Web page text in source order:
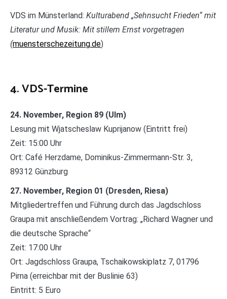
VDS im Münsterland: Kulturabend „Sehnsucht Frieden“ mit
Literatur und Musik: Mit stillem Ernst vorgetragen
(muensterschezeitung.de)
4. VDS-Termine
24. November, Region 89 (Ulm)
Lesung mit Wjatscheslaw Kuprijanow (Eintritt frei)
Zeit: 15:00 Uhr
Ort: Café Herzdame, Dominikus-Zimmermann-Str. 3,
89312 Günzburg
27. November, Region 01 (Dresden, Riesa)
Mitgliedertreffen und Führung durch das Jagdschloss
Graupa mit anschließendem Vortrag: „Richard Wagner und
die deutsche Sprache“
Zeit: 17:00 Uhr
Ort: Jagdschloss Graupa, Tschaikowskiplatz 7, 01796
Pirna (erreichbar mit der Buslinie 63)
Eintritt: 5 Euro